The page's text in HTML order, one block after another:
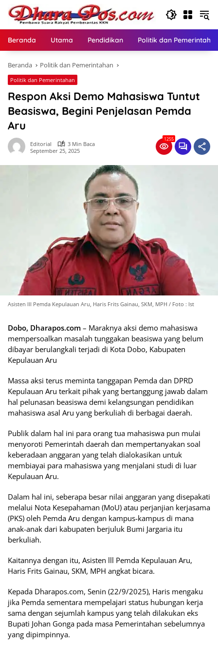
Langsung
konten
Beranda Utama Pendidikan Politik dan
Beranda Politik dan Pemerintahan
Politik dan Pemerintahan
Respon Aksi Demo Mahasiswa Tuntut
Beasiswa, Begini Penjelasan Pemda
Aru
Editorial
3 Min Baca
September 25, 2025
1255
Asisten lll Pemda Kepulauan Aru, Haris Frits Gainau, SKM, MPH / Foto : Ist
Dobo, Dharapos.com – Maraknya aksi demo mahasiswa
mempersoalkan masalah tunggakan beasiswa yang belum
dibayar berulangkali terjadi di Kota Dobo, Kabupaten
Kepulauan Aru
Massa aksi terus meminta tanggapan Pemda dan DPRD
Kepulauan Aru terkait pihak yang bertanggung jawab dalam
hal pelunasan beasiswa demi kelangsungan pendidikan
mahasiswa asal Aru yang berkuliah di berbagai daerah.
Publik dalam hal ini para orang tua mahasiswa pun mulai
menyoroti Pemerintah daerah dan mempertanyakan soal
keberadaan anggaran yang telah dialokasikan untuk
membiayai para mahasiswa yang menjalani studi di luar
Kepulauan Aru.
Dalam hal ini, seberapa besar nilai anggaran yang disepakati
melalui Nota Kesepahaman (MoU) atau perjanjian kerjasama
(PKS) oleh Pemda Aru dengan kampus-kampus di mana
anak-anak dari kabupaten berjuluk Bumi Jargaria itu
berkuliah.
Kaitannya dengan itu, Asisten lll Pemda Kepulauan Aru,
Haris Frits Gainau, SKM, MPH angkat bicara.
Kepada Dharapos.com, Senin (22/9/2025), Haris mengaku
jika Pemda sementara mempelajari status hubungan kerja
sama dengan sejumlah kampus yang telah dilakukan eks
Bupati Johan Gonga pada masa Pemerintahan sebelumnya
yang dipimpinnya.